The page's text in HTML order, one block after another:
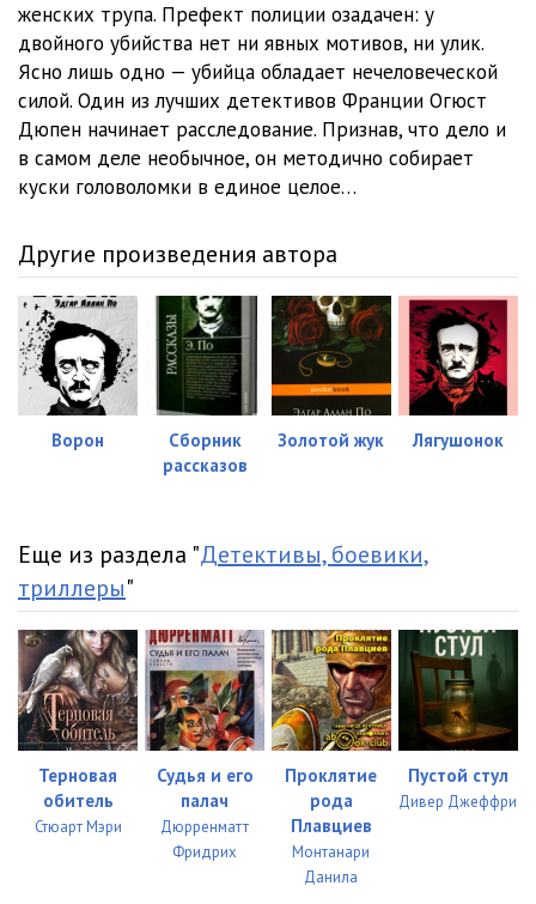
женских трупа. Префект полиции озадачен: у
двойного убийства нет ни явных мотивов, ни улик.
Ясно лишь одно — убийца обладает нечеловеческой
силой. Один из лучших детективов Франции Огюст
Дюпен начинает расследование. Признав, что дело и
в самом деле необычное, он методично собирает
куски головоломки в единое целое…
Другие произведения автора
Ворон
Сборник
рассказов
Золотой жук Лягушонок
Еще из раздела "Детективы, боевики,
триллеры"
Терновая
обитель
Стюарт Мэри
Судья и его
палач
Дюрренматт
Фридрих
Проклятие
рода
Плавциев
Монтанари
Данила
Пустой стул
Дивер Джеффри